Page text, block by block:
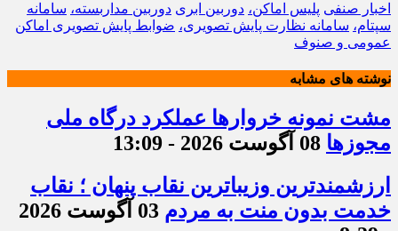
اخبار صنفی پلیس اماکن، دوربین ابری دوربین مداربسته، سامانه
سپتام، سامانه نظارت پایش تصویری، ضوابط پایش تصویری اماکن
عمومی و صنوف
نوشته های مشابه
مشت نمونه خروارها عملکرد درگاه ملی
مجوزها 08 آگوست 2026 - 13:09
ارزشمندترین وزیباترین نقاب پنهان ؛ نقاب
خدمت بدون منت به مردم
03 آگوست 2026